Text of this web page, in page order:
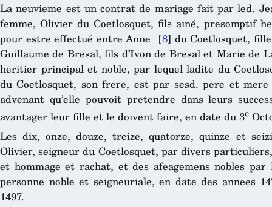
La neuvieme est un contrat de mariage fait par led.
femme, Olivier du Coetlosquet, fils ainé, presomptif
pour estre effectué entre Anne [8] du Coetlosquet,
Guillaume de Bresal, fils d’Ivon de Bresal et Marie de
heritier principal et noble, par lequel ladite du
du Coetlosquet, son frere, est par sesd. pere et
advenant qu’elle pouvoit pretendre dans leurs
avantager leur fille et le doivent faire, en date du 3e
Les dix, onze, douze, treize, quatorze, quinze et
Olivier, seigneur du Coetlosquet, par divers
et hommage et rachat, et des afeagemens nobles
personne noble et seigneuriale, en date des annees
1497.